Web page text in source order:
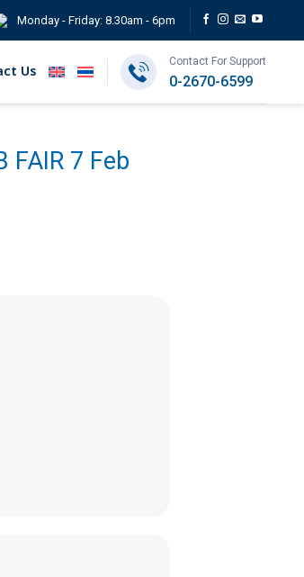
Monday - Friday: 8.30am - 6pm
Us
Contact For Support
0-2670-6599
FAIR 7 Feb